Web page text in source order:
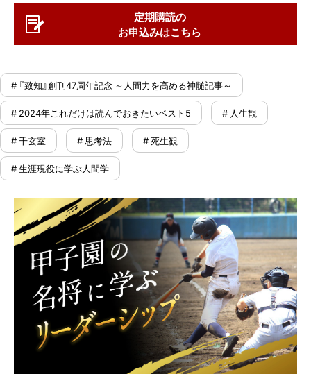
定期購読の
お申込みはこちら
# 『致知』創刊47周年記念 ～人間力を高める神髄記事～
# 2024年これだけは読んでおきたいベスト5 # 人生観
# 千玄室 # 思考法 # 死生観
# 生涯現役に学ぶ人間学